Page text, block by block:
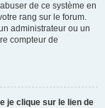
de ce système en
rang sur le forum.
administrateur ou un
compteur de
je clique sur le lien de